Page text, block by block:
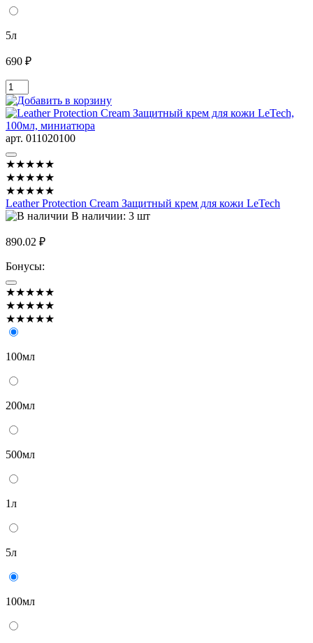
5л
690 ₽
арт. 011020100
★★★★★
★★★★★
★★★★★
Leather Protection Cream Защитный крем для кожи LeTech
В наличии: 3 шт
890.02 ₽
Бонусы:
★★★★★
★★★★★
★★★★★
100мл
200мл
500мл
1л
5л
100мл